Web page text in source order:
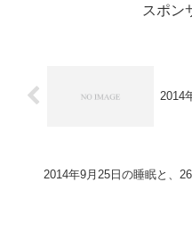
スポン
2014
2014年9月25日の睡眠と、